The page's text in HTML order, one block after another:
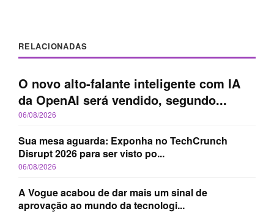
RELACIONADAS
O novo alto-falante inteligente com IA
da OpenAI será vendido, segundo...
06/08/2026
Sua mesa aguarda: Exponha no TechCrunch
Disrupt 2026 para ser visto po...
06/08/2026
A Vogue acabou de dar mais um sinal de
aprovação ao mundo da tecnologi...